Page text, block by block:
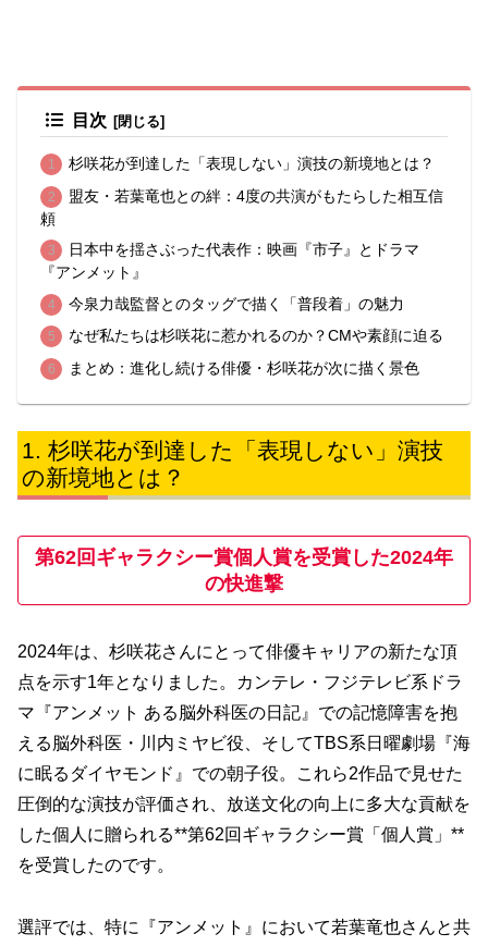
目次
杉咲花が到達した「表現しない」演技の新境地とは？
盟友・若葉竜也との絆：4度の共演がもたらした相互信
頼
日本中を揺さぶった代表作：映画『市子』とドラマ
『アンメット』
今泉力哉監督とのタッグで描く「普段着」の魅力
なぜ私たちは杉咲花に惹かれるのか？CMや素顔に迫る
まとめ：進化し続ける俳優・杉咲花が次に描く景色
杉咲花が到達した「表現しない」演技
の新境地とは？
第62回ギャラクシー賞個人賞を受賞した2024年
の快進撃
2024年は、杉咲花さんにとって俳優キャリアの新たな頂
点を示す1年となりました。カンテレ・フジテレビ系ドラ
マ『アンメット ある脳外科医の日記』での記憶障害を抱
える脳外科医・川内ミヤビ役、そしてTBS系日曜劇場『海
に眠るダイヤモンド』での朝子役。これら2作品で見せた
圧倒的な演技が評価され、放送文化の向上に多大な貢献を
した個人に贈られる**第62回ギャラクシー賞「個人賞」**
を受賞したのです。
選評では、特に『アンメット』において若葉竜也さんと共